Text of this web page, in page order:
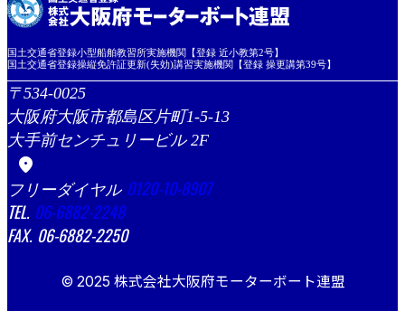
国土交通省登録小型船舶教習所実施機関【登録 近小教第2号】
国土交通省登録操縦免許証更新(失効)講習実施機関【登録 操更講第39号】
534-0025
大阪府大阪市都島区片町1-5-13
大手前センチュリービル 2F
location_on
0120-10-8907
06-6882-2248
06-6882-2250
© 2025 株式会社大阪府モーターボート連盟